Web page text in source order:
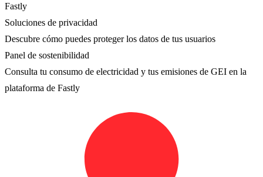
Fastly
Soluciones de privacidad
Descubre cómo puedes proteger los datos de tus usuarios
Panel de sostenibilidad
Consulta tu consumo de electricidad y tus emisiones de GEI en la
plataforma de Fastly